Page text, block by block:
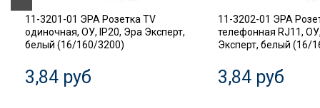
11-3201-01 ЭРА Розетка TV
одиночная, ОУ, IP20, Эра Эксперт,
белый (16/160/3200)
3,84 руб
11-3202-01 ЭРА
телефонная RJ11,
Эксперт, белый (16/
3,84 руб